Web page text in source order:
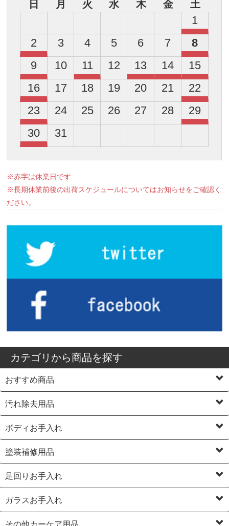
日 月 火 水 木 金 土
1
2
3 4 5 6 7
8
9
10 11 12 13 14
15
16
17 18 19 20 21
22
23
24 25 26 27 28
29
30
31
※赤字は休業日です
※長期休業前後の出荷スケジュールについてはお知らせをご確認く
ださい。
カテゴリから商品を探す
おすすめ商品
汚れ除去用品
ボディお手入れ
塗装補修用品
足回りお手入れ
ガラスお手入れ